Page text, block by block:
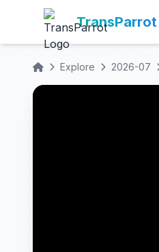
TransParrot
Explore 2026-07